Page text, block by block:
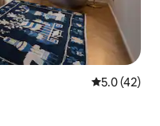
レビュー42
5.0 (42)